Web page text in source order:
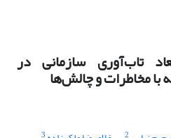
تاب‌آوری سازمانی در
با مخاطرات و چالش‌ها